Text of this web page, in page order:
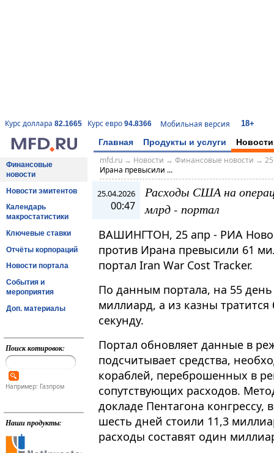
Курс доллара 82.1665 Курс евро 94.8366 Мобильная версия 18+
Главная Продукты и услуги Новости
Финансовые
новости
Новости эмитентов
Календарь
макростатистики
Ключевые ставки
Отчёты корпораций
Новости портала
События и
мероприятия
Доп. материалы
Поиск котировок:
Например: Газпром
Наши продукты:
mfd.ru→ Новости → Финансовые новости →
Ирана превысили ...
25.04.2026
00:47
Расходы США на
млрд - портал
ВАШИНГТОН, 25 апр - РИА
против Ирана превысили 61
портал Iran War Cost Tracker.
По данным портала, на 55
миллиард, а из казны
секунду​​​.
Портал обновляет данные в
подсчитывает средства,
кораблей, переброшенных в
сопутствующих расходов.
докладе Пентагона конгрессу,
шесть дней стоили 11,3
расходы составят один